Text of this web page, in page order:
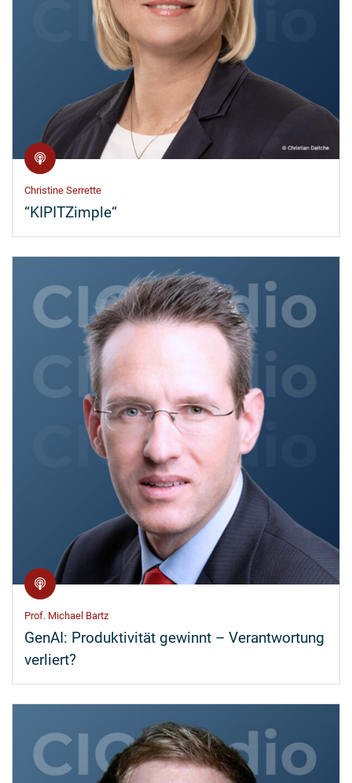
Christine Serrette
“KIPITZimple“
Prof. Michael Bartz
GenAI: Produktivität gewinnt – Verantwortung
verliert?